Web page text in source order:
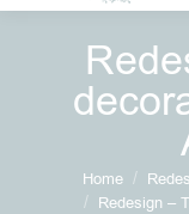
You are here:
Home
Redesign –